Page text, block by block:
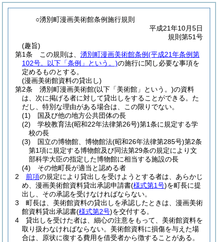
○湧別町漫画美術館条例施行規則
平成21年10月5日
規則第51号
(趣旨)
第1条
この規則は、 湧別町漫画美術館条例(平成21年条例第
102号。以下「条例」という。)の施行に関し必要な事項を
定めるものとする。
(漫画美術館資料の貸出し)
第2条
湧別町漫画美術館(以下「美術館」という。)の資料
は、次に掲げる者に対して貸出しをすることができる。 た
だし、特別な理由がある場合は、この限りでない。
(1)
国及び他の地方公共団体の長
(2)
学校教育法(昭和22年法律第26号)第1条に規定する学
校の長
(3)
国立の博物館、博物館法(昭和26年法律第285号)第2条
第1項に規定する博物館及び同法第29条の規定により文
部科学大臣の指定した博物館に相当する施設の長
(4)
その他町長が適当と認める者
2
前項の規定により貸出しを受けようとする者は、あらかじ
め、漫画美術館資料貸出承認申請書(様式第1号)を町長に提
出し、その承認を受けなければならない。
3
町長は、美術館資料の貸出しを承認したときは、漫画美術
館資料貸出承認書(様式第2号)を交付する。
4
貸出しを受けた者は、細心の注意をもって、美術館資料を
取り扱わなければならない。 美術館資料に損傷を与えた場
合は、原状に復する費用を借受者から徴することがある。